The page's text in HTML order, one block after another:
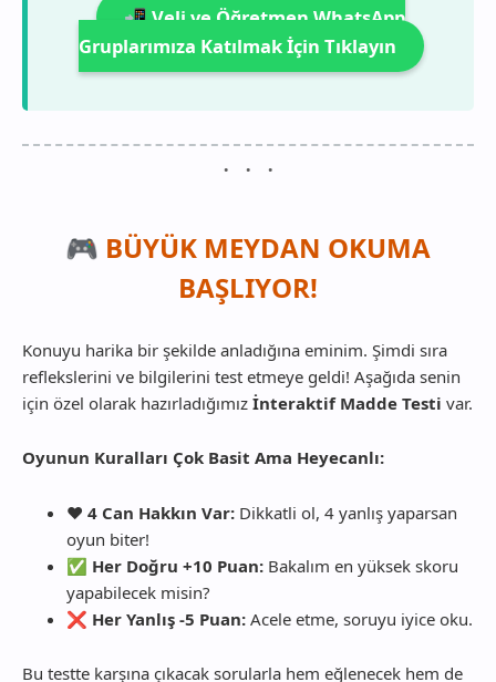
📲 Veli ve Öğretmen WhatsApp
Gruplarımıza Katılmak İçin Tıklayın
🎮 BÜYÜK MEYDAN OKUMA
BAŞLIYOR!
Konuyu harika bir şekilde anladığına eminim. Şimdi sıra
reflekslerini ve bilgilerini test etmeye geldi! Aşağıda senin
için özel olarak hazırladığımız İnteraktif Madde Testi var.
Oyunun Kuralları Çok Basit Ama Heyecanlı:
❤️ 4 Can Hakkın Var: Dikkatli ol, 4 yanlış yaparsan
oyun biter!
✅ Her Doğru +10 Puan: Bakalım en yüksek skoru
yapabilecek misin?
❌ Her Yanlış -5 Puan: Acele etme, soruyu iyice oku.
Bu testte karşına çıkacak sorularla hem eğlenecek hem de